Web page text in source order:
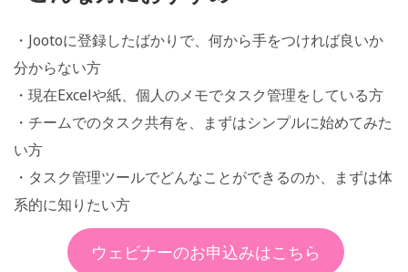
・Jootoに登録したばかりで、何から手をつければ良いか
分からない方
・現在Excelや紙、個人のメモでタスク管理をしている方
・チームでのタスク共有を、まずはシンプルに始めてみた
い方
・タスク管理ツールでどんなことができるのか、まずは体
系的に知りたい方
ウェビナーのお申込みはこちら